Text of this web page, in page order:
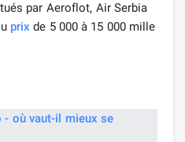
par Aeroflot, Air Serbia
prix de 5 000 à 15 000 mille